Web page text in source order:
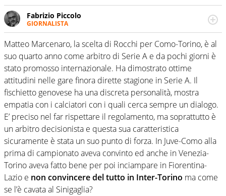
Fabrizio Piccolo
GIORNALISTA
Nella sua carriera ha seguito numerose manifestazioni
sportive e collaborato con agenzie e testate. Esperienza,
competenza, conoscenza e memoria storica. Si occupa
prevalentemente di calcio
Matteo Marcenaro, la scelta di Rocchi per Como-Torino, è al
suo quarto anno come arbitro di Serie A e da pochi giorni è
stato promosso internazionale. Ha dimostrato ottime
attitudini nelle gare finora dirette stagione in Serie A. Il
fischietto genovese ha una discreta personalità, mostra
empatia con i calciatori con i quali cerca sempre un dialogo.
E’ preciso nel far rispettare il regolamento, ma soprattutto è
un arbitro decisionista e questa sua caratteristica
sicuramente è stata un suo punto di forza. In Juve-Como alla
prima di campionato aveva convinto ed anche in Venezia-
Torino aveva fatto bene per poi inciampare in Fiorentina-
Lazio e non convincere del tutto in Inter-Torino ma come
se l’è cavata al Sinigaglia?